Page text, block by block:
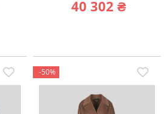
40 302 ₴
-50%